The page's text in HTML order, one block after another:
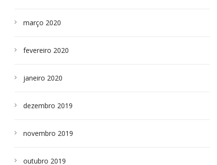
março 2020
fevereiro 2020
janeiro 2020
dezembro 2019
novembro 2019
outubro 2019